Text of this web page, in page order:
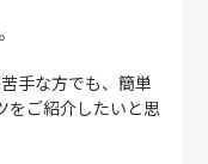
手な方でも、簡単
をご紹介したいと思